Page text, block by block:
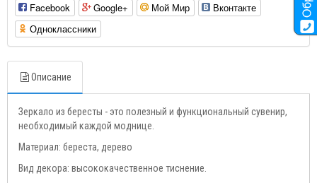
Facebook Google+ Мой Мир
Вконтакте
Одноклассники
Описание
Зеркало из бересты - это полезный и функциональный сувенир,
необходимый каждой моднице.
Материал: береста, дерево
Вид декора: высококачественное тиснение.